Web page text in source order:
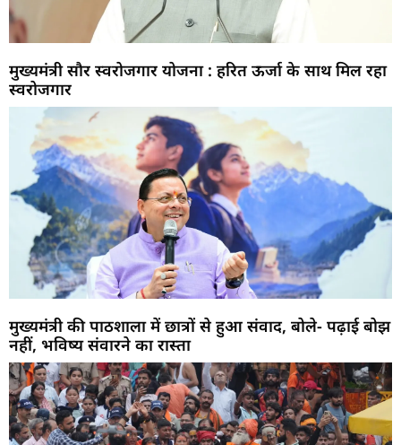
मुख्यमंत्री सौर स्वरोजगार योजना : हरित ऊर्जा के साथ मिल रहा
स्वरोजगार
मुख्यमंत्री की पाठशाला में छात्रों से हुआ संवाद, बोले- पढ़ाई बोझ
नहीं, भविष्य संवारने का रास्ता